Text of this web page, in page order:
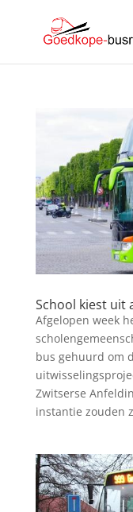
School kiest uit
Afgelopen week
bus gehuurd om
Zwitserse
instantie zouden